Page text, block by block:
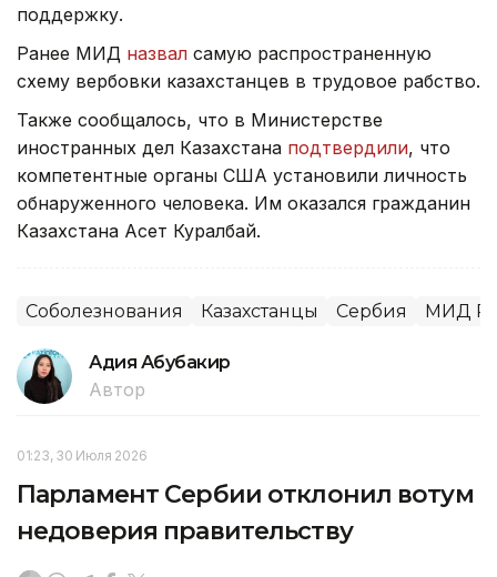
поддержку.
Ранее МИД назвал самую распространенную
схему вербовки казахстанцев в трудовое рабство.
Также сообщалось, что в Министерстве
иностранных дел Казахстана подтвердили, что
компетентные органы США установили личность
обнаруженного человека. Им оказался гражданин
Казахстана Асет Куралбай.
Соболезнования Казахстанцы Сербия МИД
Адия Абубакир
Автор
01:23, 30 Июля 2026
Парламент Сербии отклонил вотум
недоверия правительству